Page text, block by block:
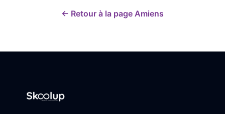
← Retour à la page Amiens